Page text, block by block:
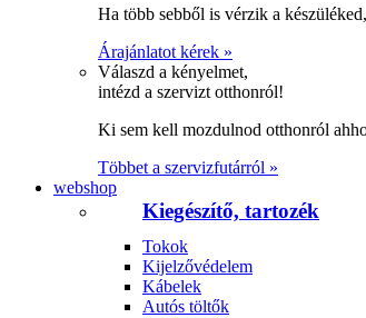
Ha több sebből is vérzik a
Árajánlatot kérek »
Válaszd a kényelmet,
intézd a szervizt otthonról!
Ki sem kell mozdulnod otthonról
Többet a szervizfutárról »
webshop
Kiegészítő, tartozék
Tokok
Kijelzővédelem
Kábelek
Autós töltők